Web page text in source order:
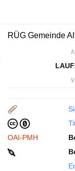
RÜG Gemeinde
∧
∨
OAI-PMH